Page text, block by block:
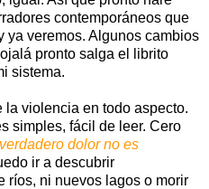
contemporáneos que
ya veremos. Algunos cambios
pronto salga el librito
sistema.
violencia en todo aspecto.
simples, fácil de leer. Cero
dolor no es
ir a descubrir
ríos, ni nuevos lagos o morir